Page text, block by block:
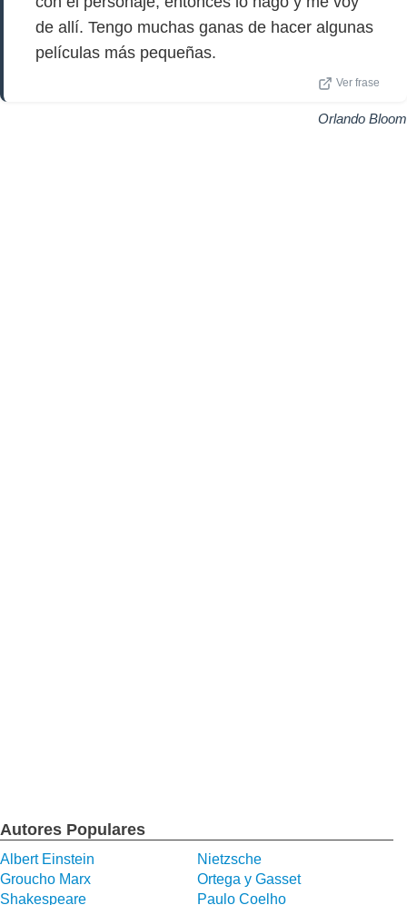
de allí. Tengo muchas ganas de hacer algunas
películas más pequeñas.
Ver frase
Orlando Bloom
Autores Populares
Albert Einstein
Nietzsche
Groucho Marx
Ortega y Gasset
Shakespeare
Paulo Coelho